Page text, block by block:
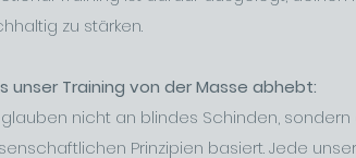
zu stärken.
unser Training von der Masse abhebt:
glauben nicht an blindes Schinden,
Prinzipien basiert. Jede